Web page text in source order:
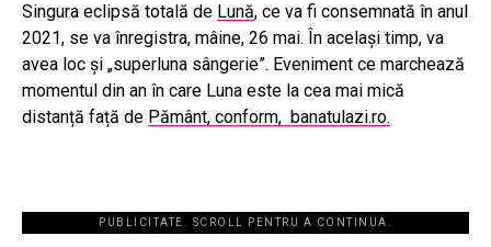
Singura eclipsă totală de Lună, ce va fi consemnată în anul
2021, se va înregistra, mâine, 26 mai. În același timp, va
avea loc și „superluna sângerie”. Eveniment ce marchează
momentul din an în care Luna este la cea mai mică
distanță față de Pământ, conform, banatulazi.ro.
PUBLICITATE. SCROLL PENTRU A CONTINUA.